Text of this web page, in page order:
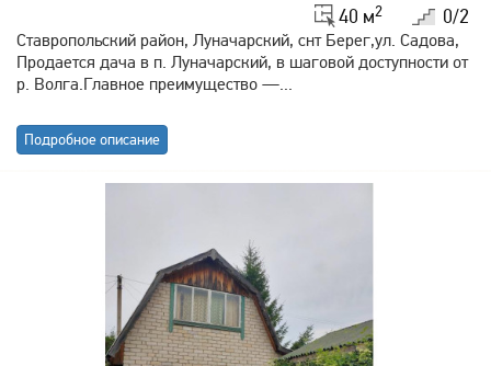
0/2
40 м2
Ставропольский район, Луначарский, снт Берег,ул. Садова,
Продается дача в п. Луначарский, в шаговой доступности от
р. Волга.Главнoe прeимуществo —...
Подробное описание